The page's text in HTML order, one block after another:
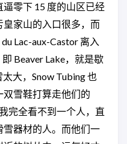
零下 15 度的山区已经
家山的入口很多，而
Lac-aux-Castor 离入
Beaver Lake，就是歇
大，Snow Tubing 也
雪鞋打算走他们的
完全看不到一个人，直
器材的人。而他们一